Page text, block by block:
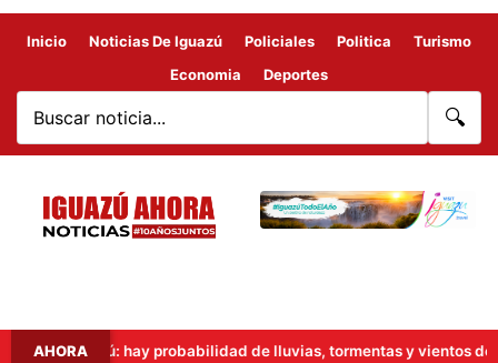
Inicio Noticias De Iguazú Policiales Politica
Turismo
Economia
Deportes
🔍
AHORA
Iguazú: hay probabilidad de lluvias, tormentas y vientos de